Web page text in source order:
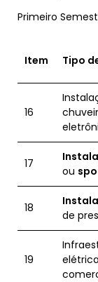
Primeiro
Item Tipo
16
17
ou
18
de
19